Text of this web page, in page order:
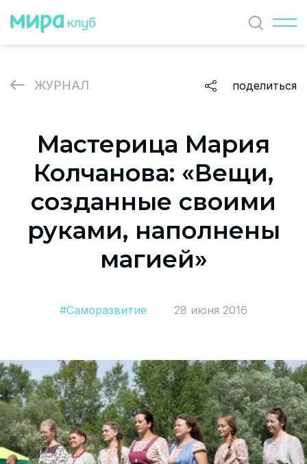
Найти
ЖУРНАЛ поделиться
Мастерица Мария
Колчанова: «Вещи,
созданные своими
руками, наполнены
магией»
#Саморазвитие 28 июня 2016
СОБЫТИЯ
ПАРТНЕРЫ
ВАКАНСИИ
Политика и соглашение на обработку персональных
Согласие на обработку персональных данных
Контакты
Помощь
Политика и соглашение на обработку
персональных данных